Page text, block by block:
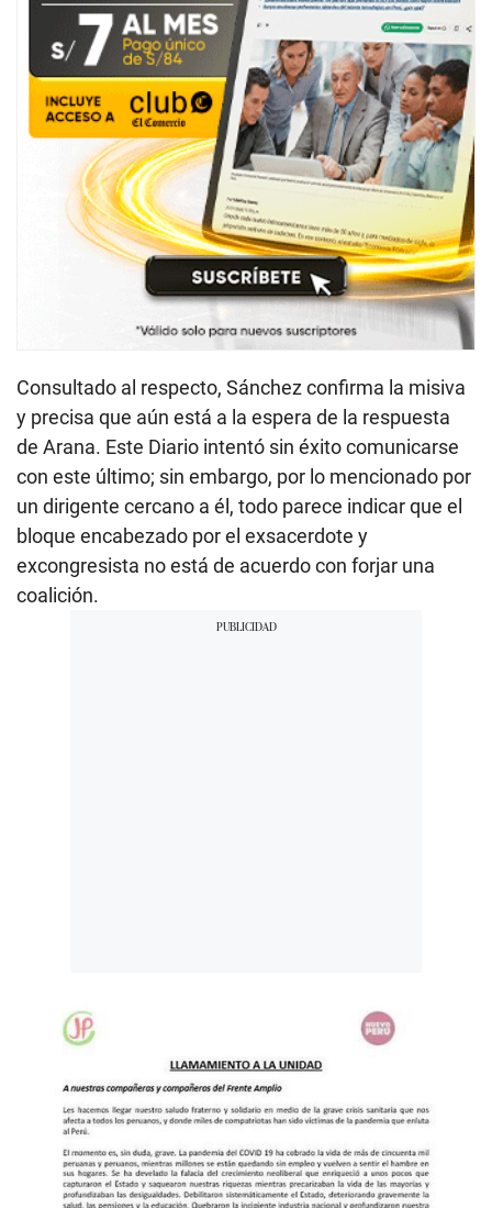
Consultado al respecto, Sánchez confirma la misiva
y precisa que aún está a la espera de la respuesta
de Arana. Este Diario intentó sin éxito comunicarse
con este último; sin embargo, por lo mencionado por
un dirigente cercano a él, todo parece indicar que el
bloque encabezado por el exsacerdote y
excongresista no está de acuerdo con forjar una
coalición.